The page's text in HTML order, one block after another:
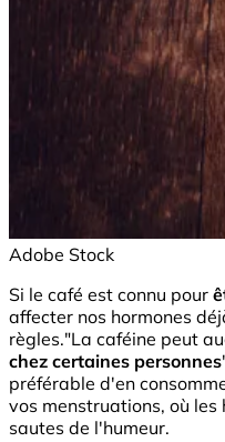
Adobe Stock
Si le café est connu pour
affecter nos hormones
règles."La caféine peut
chez certaines personnes
préférable d'en
vos menstruations, où les
sautes de l'humeur.